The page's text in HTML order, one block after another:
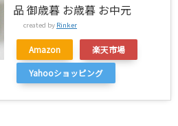
品 御歳暮 お歳暮 お中元
created by Rinker
Amazon
楽天市場
Yahooショッピング